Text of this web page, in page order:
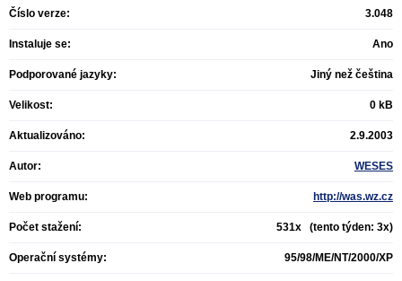
Číslo verze: 3.048
Instaluje se: Ano
Podporované jazyky: Jiný než čeština
Velikost: 0 kB
Aktualizováno: 2.9.2003
Autor: WESES
Web programu: http://was.wz.cz
Počet stažení: 531x (tento týden: 3x)
Operační systémy: 95/98/ME/NT/2000/XP